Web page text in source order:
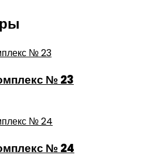
№ 23
№ 24